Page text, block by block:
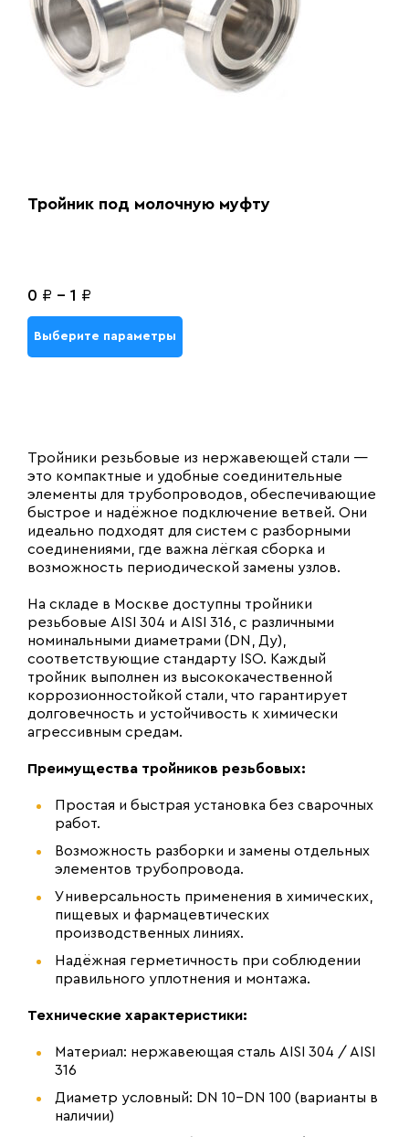
Тройник под молочную муфту
0 ₽ - 1 ₽
Выберите параметры
Тройники резьбовые из нержавеющей стали —
это компактные и удобные соединительные
элементы для трубопроводов, обеспечивающие
быстрое и надёжное подключение ветвей. Они
идеально подходят для систем с разборными
соединениями, где важна лёгкая сборка и
возможность периодической замены узлов.
На складе в Москве доступны тройники
резьбовые AISI 304 и AISI 316, с различными
номинальными диаметрами (DN, Ду),
соответствующие стандарту ISO. Каждый
тройник выполнен из высококачественной
коррозионностойкой стали, что гарантирует
долговечность и устойчивость к химически
агрессивным средам.
Преимущества тройников резьбовых:
Простая и быстрая установка без сварочных
работ.
Возможность разборки и замены отдельных
элементов трубопровода.
Универсальность применения в химических,
пищевых и фармацевтических
производственных линиях.
Надёжная герметичность при соблюдении
правильного уплотнения и монтажа.
Технические характеристики:
Материал: нержавеющая сталь AISI 304 / AISI
316
Диаметр условный: DN 10–DN 100 (варианты в
наличии)